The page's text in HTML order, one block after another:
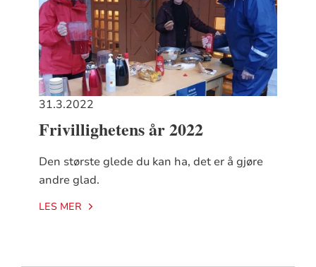
31.3.2022
Frivillighetens år 2022
Den største glede du kan ha, det er å gjøre
andre glad.
LES MER